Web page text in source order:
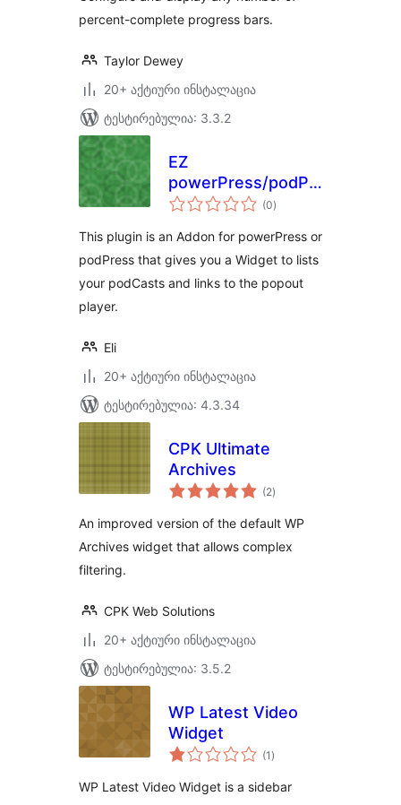
percent-complete progress bars.
Taylor Dewey
20+ აქტიური ინსტალაცია
ტესტირებულია: 3.3.2
EZ
powerPress/podPress
Addon Widget
(0საერთო
რეიტინგი
)
This plugin is an Addon for powerPress or
podPress that gives you a Widget to lists
your podCasts and links to the popout
player.
Eli
20+ აქტიური ინსტალაცია
ტესტირებულია: 4.3.34
CPK Ultimate
Archives
(2საერთო
რეიტინგი
)
An improved version of the default WP
Archives widget that allows complex
filtering.
CPK Web Solutions
20+ აქტიური ინსტალაცია
ტესტირებულია: 3.5.2
WP Latest Video
Widget
(1 საერთო
რეიტინგი
)
WP Latest Video Widget is a sidebar